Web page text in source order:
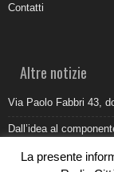
Contatti
Altre notizie
Via Paolo Fabbri 43,
Dall’idea al
La presente